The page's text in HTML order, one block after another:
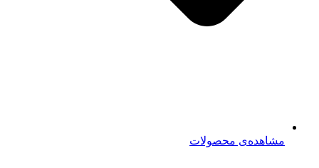
مشاهده‌ی محصولات